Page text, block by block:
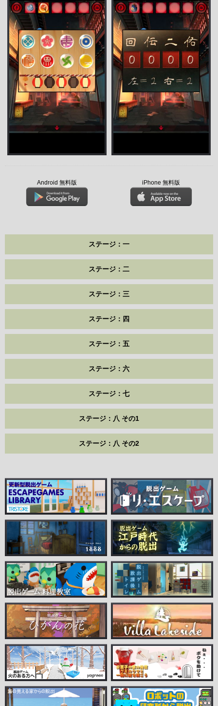
Android 無料版 iPhone 無料版
ステージ：一
ステージ：二
ステージ：三
ステージ：四
ステージ：五
ステージ：六
ステージ：七
ステージ：八 その1
ステージ：八 その2